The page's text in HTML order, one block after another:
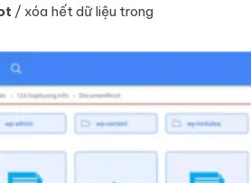
/ xóa hết dữ liệu trong